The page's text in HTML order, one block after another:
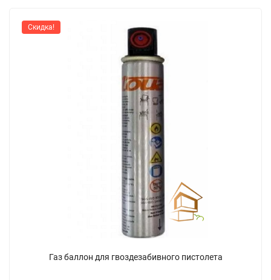
Скидка!
Газ баллон для гвоздезабивного пистолета